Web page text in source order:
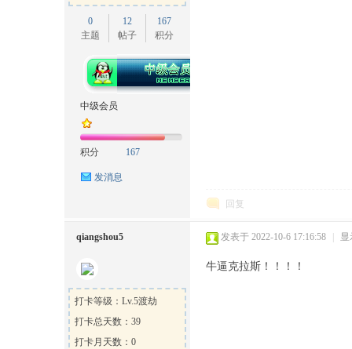
0
主题
12
帖子
167
积分
中级会员
积分 167
发消息
回复
qiangshou5
打卡等级：Lv.5渡劫
打卡总天数：39
打卡月天数：0
发表于 2022-10-6 17:16:58 显
牛逼克拉斯！！！！